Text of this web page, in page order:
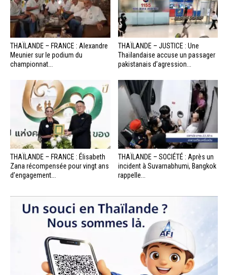
THAÏLANDE – FRANCE : Alexandre
Meunier sur le podium du
championnat...
THAÏLANDE – JUSTICE : Une
Thaïlandaise accuse un passager
pakistanais d’agression...
THAÏLANDE – FRANCE : Élisabeth
Zana récompensée pour vingt ans
d’engagement...
THAÏLANDE – SOCIÉTÉ : Après un
incident à Suvarnabhumi, Bangkok
rappelle...